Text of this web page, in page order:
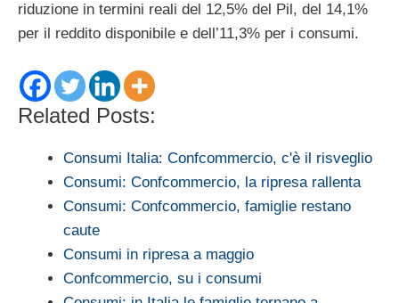
riduzione in termini reali del 12,5% del Pil, del 14,1%
per il reddito disponibile e dell’11,3% per i consumi.
Related Posts:
Consumi Italia: Confcommercio, c'è il risveglio
Consumi: Confcommercio, la ripresa rallenta
Consumi: Confcommercio, famiglie restano
caute
Consumi in ripresa a maggio
Confcommercio, su i consumi